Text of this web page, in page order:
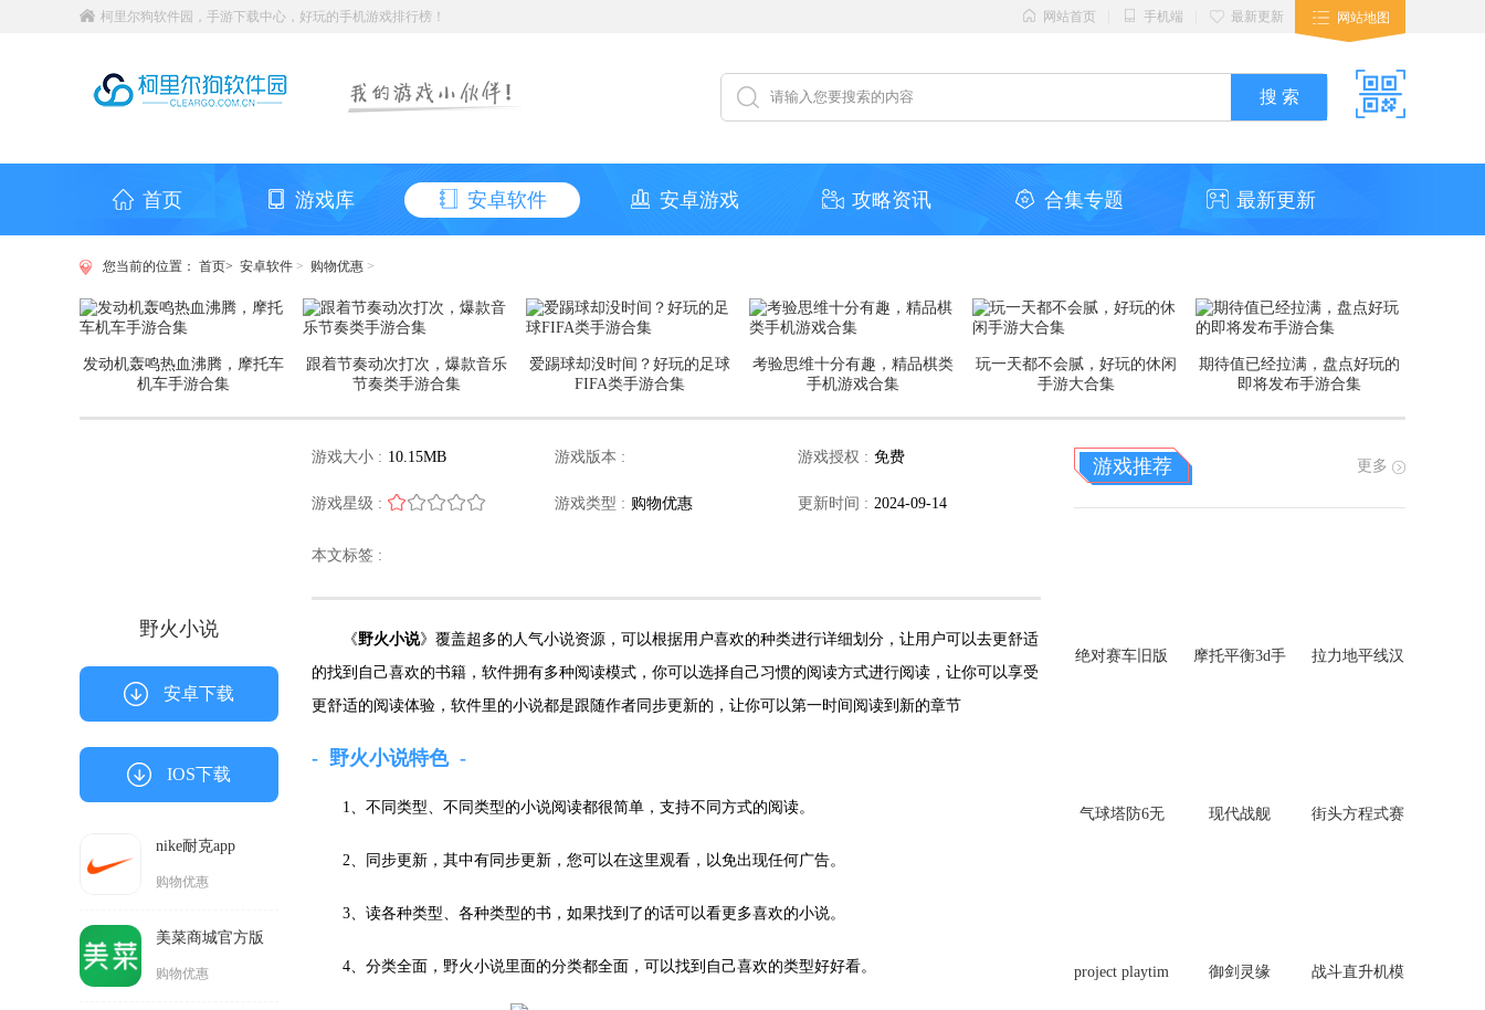
柯里尔狗软件园，手游下载中心，好玩的手机游戏排行榜！ 网站首页 手机端 最新更新 网站地图
首页 游戏库 安卓软件 安卓游戏 攻略资讯 合集专题 最新更新
您当前的位置： 首页> 安卓软件 > 购物优惠 >
发动机轰鸣热血沸腾，摩托车
机车手游合集
跟着节奏动次打次，爆款音乐
节奏类手游合集
爱踢球却没时间？好玩的足球
FIFA类手游合集
考验思维十分有趣，精品棋类
手机游戏合集
玩一天都不会腻，好玩的休闲
手游大合集
期待值已经拉满，盘点好玩的
即将发布手游合集
野火小说
安卓下载
IOS下载
nike耐克app
购物优惠
美菜商城官方版
购物优惠
游戏大小 : 10.15MB 游戏版本 : 游戏授权 : 免费
游戏星级 : 游戏类型 : 购物优惠 更新时间 : 2024-09-14
本文标签 :
《野火小说》覆盖超多的人气小说资源，可以根据用户喜欢的种类进行详细划分，让用户可以去更舒适
的找到自己喜欢的书籍，软件拥有多种阅读模式，你可以选择自己习惯的阅读方式进行阅读，让你可以享受
更舒适的阅读体验，软件里的小说都是跟随作者同步更新的，让你可以第一时间阅读到新的章节
野火小说特色
1、不同类型、不同类型的小说阅读都很简单，支持不同方式的阅读。
2、同步更新，其中有同步更新，您可以在这里观看，以免出现任何广告。
3、读各种类型、各种类型的书，如果找到了的话可以看更多喜欢的小说。
4、分类全面，野火小说里面的分类都全面，可以找到自己喜欢的类型好好看。
游戏推荐 更多
绝对赛车旧版
摩托平衡3d手
拉力地平线汉
气球塔防6无
现代战舰
街头方程式赛
project playtim
御剑灵缘
战斗直升机模